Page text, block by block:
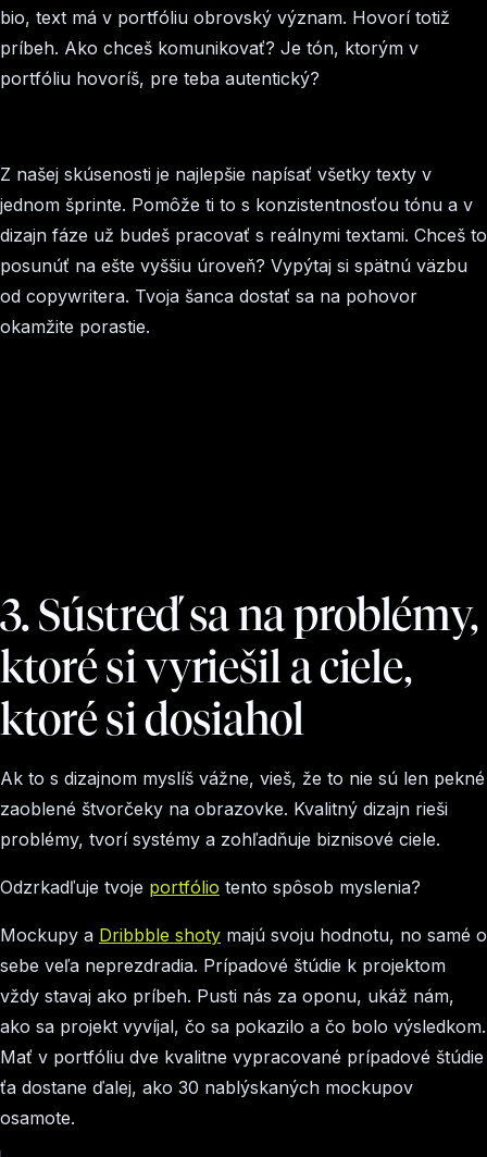
bio, text má v portfóliu obrovský význam. Hovorí totiž
príbeh. Ako chceš komunikovať? Je tón, ktorým v
portfóliu hovoríš, pre teba autentický?
Z našej skúsenosti je najlepšie napísať všetky texty v
jednom šprinte. Pomôže ti to s konzistentnosťou tónu a v
dizajn fáze už budeš pracovať s reálnymi textami. Chceš to
posunúť na ešte vyššiu úroveň? Vypýtaj si spätnú väzbu
od copywritera. Tvoja šanca dostať sa na pohovor
okamžite porastie.
3. Sústreď sa na problémy,
ktoré si vyriešil a ciele,
ktoré si dosiahol
Ak to s dizajnom myslíš vážne, vieš, že to nie sú len pekné
zaoblené štvorčeky na obrazovke. Kvalitný dizajn rieši
problémy, tvorí systémy a zohľadňuje biznisové ciele.
Odzrkadľuje tvoje portfólio tento spôsob myslenia?
Mockupy a Dribbble shoty majú svoju hodnotu, no samé o
sebe veľa neprezdradia. Prípadové štúdie k projektom
vždy stavaj ako príbeh. Pusti nás za oponu, ukáž nám,
ako sa projekt vyvíjal, čo sa pokazilo a čo bolo výsledkom.
Mať v portfóliu dve kvalitne vypracované prípadové štúdie
ťa dostane ďalej, ako 30 nablýskaných mockupov
osamote.